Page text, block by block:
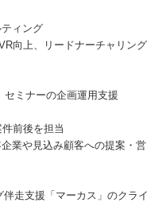
ィング
向上、リードナーチャリング
セミナーの企画運用支援
前後を担当
業や見込み顧客への提案・営
走支援「マーカス」のクライ